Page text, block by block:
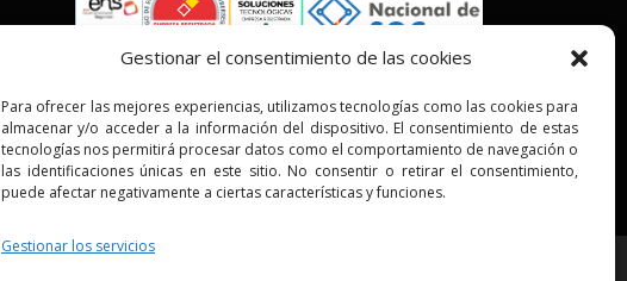
Gestionar el consentimiento de las cookies
Para ofrecer las mejores experiencias, utilizamos tecnologías como las cookies para
almacenar y/o acceder a la información del dispositivo. El consentimiento de estas
tecnologías nos permitirá procesar datos como el comportamiento de navegación o
las identificaciones únicas en este sitio. No consentir o retirar el consentimiento,
puede afectar negativamente a ciertas características y funciones.
Gestionar los servicios